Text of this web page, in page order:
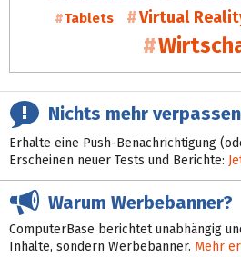
Tablets Virtual
Nichts mehr
Erhalte eine Push-Benachrichtigung
Erscheinen neuer Tests und Berichte:
Warum Werbebanner?
ComputerBase berichtet unabhängig
Inhalte, sondern Werbebanner. Mehr